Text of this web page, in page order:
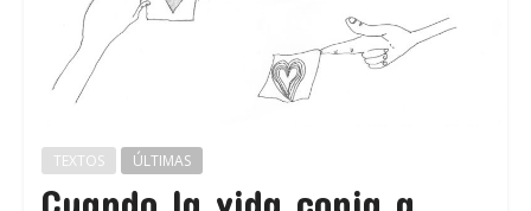
TEXTOS ÚLTIMAS
Cuando la vida copia a